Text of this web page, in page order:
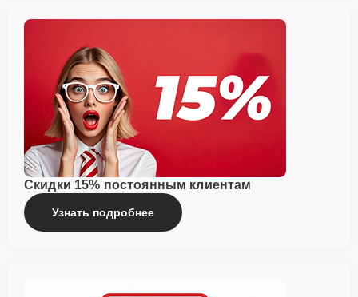
Скидки 15% постоянным клиентам
Узнать подробнее